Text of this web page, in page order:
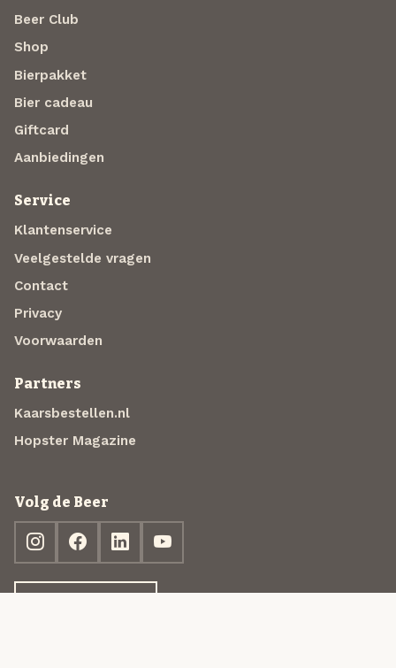
Beer Club
Shop
Bierpakket
Bier cadeau
Giftcard
Aanbiedingen
Service
Klantenservice
Veelgestelde vragen
Contact
Privacy
Voorwaarden
Partners
Kaarsbestellen.nl
Hopster Magazine
Volg de Beer